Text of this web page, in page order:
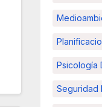
Psicología
Seguridad